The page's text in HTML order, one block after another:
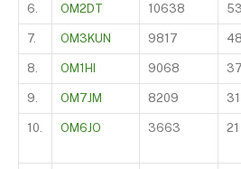
6. OM2DT 10638 53
7. OM3KUN 9817 48
8. OM1HI 9068 37
9. OM7JM 8209 31
10. OM6JO 3663 21